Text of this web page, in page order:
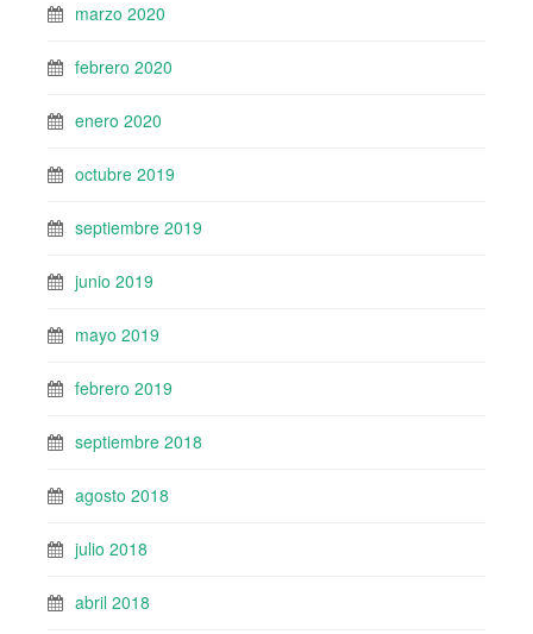
marzo 2020
febrero 2020
enero 2020
octubre 2019
septiembre 2019
junio 2019
mayo 2019
febrero 2019
septiembre 2018
agosto 2018
julio 2018
abril 2018